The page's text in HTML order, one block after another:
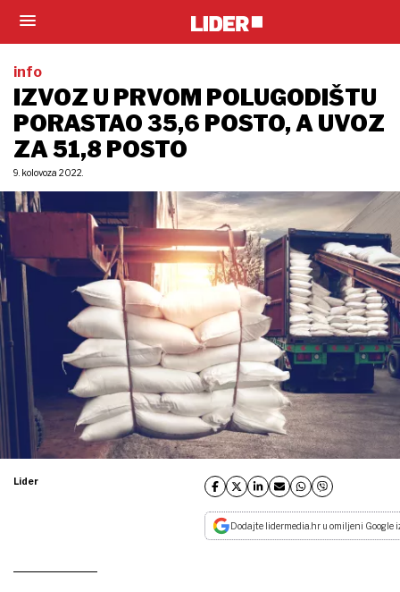
info
IZVOZ U PRVOM POLUGODIŠTU
PORASTAO 35,6 POSTO, A UVOZ
ZA 51,8 POSTO
9. kolovoza 2022.
Lider
Dodajte lidermedia.hr u omiljeni Google